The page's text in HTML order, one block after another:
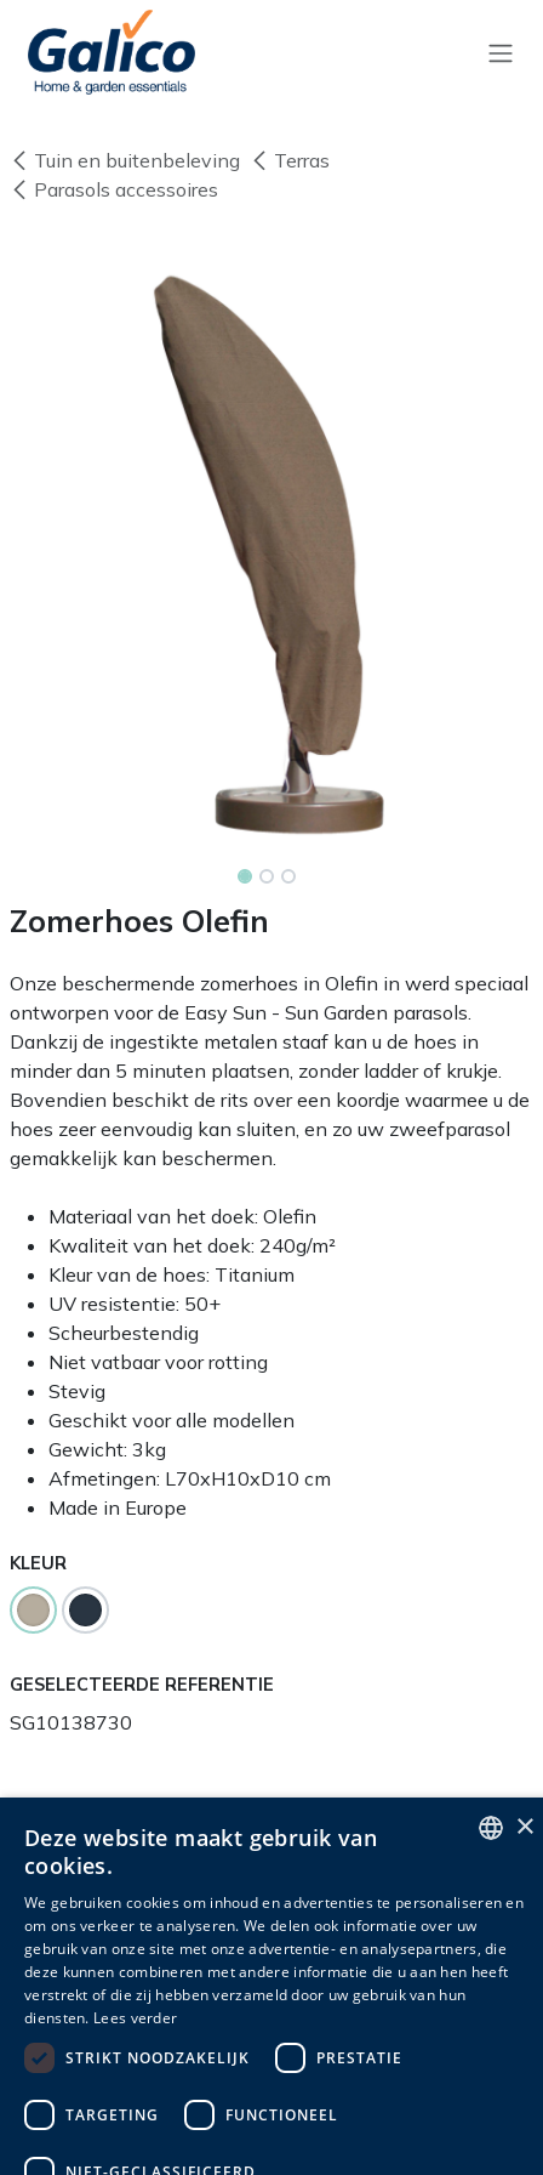
Overslaan naar inhoud
Tuin en buitenbeleving
Terras
Parasols accessoires
Zomerhoes Olefin
Onze beschermende zomerhoes in Olefin in werd speciaal
ontworpen voor de Easy Sun - Sun Garden parasols.
Dankzij de ingestikte metalen staaf kan u de hoes in
minder dan 5 minuten plaatsen, zonder ladder of krukje.
Bovendien beschikt de rits over een koordje waarmee u de
hoes zeer eenvoudig kan sluiten, en zo uw zweefparasol
gemakkelijk kan beschermen.
Materiaal van het doek: Olefin
Kwaliteit van het doek: 240g/m²
Kleur van de hoes: Titanium
UV resistentie: 50+
Scheurbestendig
Niet vatbaar voor rotting
Stevig
Geschikt voor alle modellen
Gewicht: 3kg
Afmetingen: L70xH10xD10 cm
Made in Europe
KLEUR
GESELECTEERDE REFERENTIE
SG10138730
Productinfo Verpakkingsinfo Accessoires
Gerelateerde producten
Referentie Materiaal
Gewicht
Garantie
SG10138731
DUTCH
FRENCH
×
Deze website maakt gebruik van
cookies.
We gebruiken cookies om inhoud en advertenties te personaliseren en
om ons verkeer te analyseren. We delen ook informatie over uw
gebruik van onze site met onze advertentie- en analysepartners, die
deze kunnen combineren met andere informatie die u aan hen heeft
verstrekt of die zij hebben verzameld door uw gebruik van hun
diensten. Lees verder
STRIKT NOODZAKELIJK
PRESTATIE
TARGETING FUNCTIONEEL